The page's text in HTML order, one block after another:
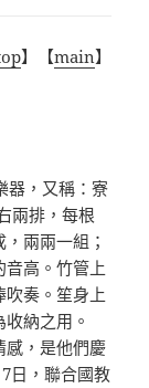
】【main】
器，又稱：寮
兩排，每根
兩兩一組；
音高。竹管上
吹奏。笙身上
納之用。
感，是他們慶
7日，聯合國教